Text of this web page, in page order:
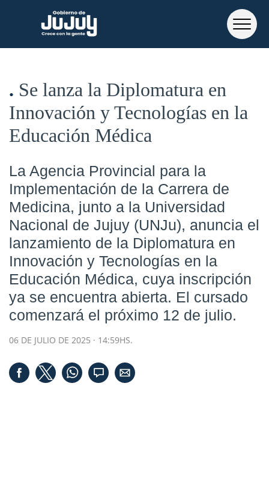
Se lanza la Diplomatura en
Innovación y Tecnologías en la
Educación Médica
La Agencia Provincial para la
Implementación de la Carrera de
Medicina, junto a la Universidad
Nacional de Jujuy (UNJu), anuncia el
lanzamiento de la Diplomatura en
Innovación y Tecnologías en la
Educación Médica, cuya inscripción
ya se encuentra abierta. El cursado
comenzará el próximo 12 de julio.
06 DE JULIO DE 2025 · 14:59HS.